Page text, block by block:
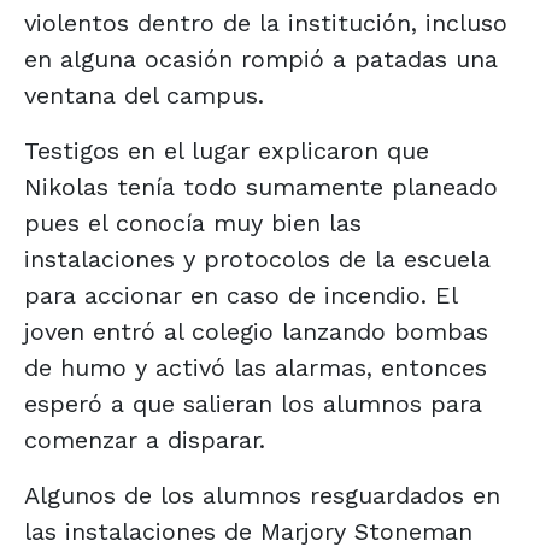
violentos dentro de la institución, incluso
en alguna ocasión rompió a patadas una
ventana del campus.
Testigos en el lugar explicaron que
Nikolas tenía todo sumamente planeado
pues el conocía muy bien las
instalaciones y protocolos de la escuela
para accionar en caso de incendio. El
joven entró al colegio lanzando bombas
de humo y activó las alarmas, entonces
esperó a que salieran los alumnos para
comenzar a disparar.
Algunos de los alumnos resguardados en
las instalaciones de Marjory Stoneman